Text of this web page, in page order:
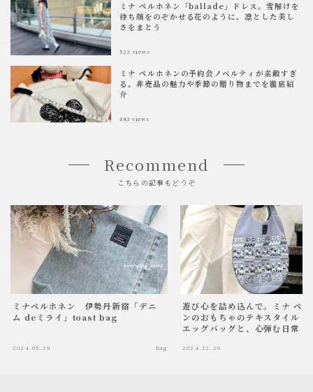
ミナ ペルホネン「ballade」ドレス。雪解けを
待ち顔をのぞかせる花のように、凛とした美し
さをまとう
522 views
ミナ ペルホネンの予約会ノベルティが素敵すぎ
る。非売品の魅力や季節の贈り物までを徹底紹
介
483 views
Recommend
こちらの記事もどうぞ
ミナペルホネン 伊勢丹新宿「デニ
ム deミライ」toast bag
2024.05.29 bag
遊び心を詰め込んで。ミナ ペ
ンのおもちゃのテキスタイル
エッグバッグと、心弾む日常
2024.12.20